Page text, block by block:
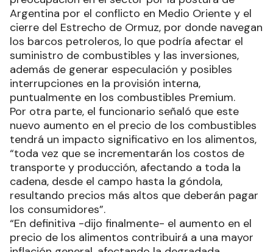
Argentina por el conflicto en Medio Oriente y el
cierre del Estrecho de Ormuz, por donde navegan
los barcos petroleros, lo que podría afectar el
suministro de combustibles y las inversiones,
además de generar especulación y posibles
interrupciones en la provisión interna,
puntualmente en los combustibles Premium.
Por otra parte, el funcionario señaló que este
nuevo aumento en el precio de los combustibles
tendrá un impacto significativo en los alimentos,
“toda vez que se incrementarán los costos de
transporte y producción, afectando a toda la
cadena, desde el campo hasta la góndola,
resultando precios más altos que deberán pagar
los consumidores”.
“En definitiva -dijo finalmente- el aumento en el
precio de los alimentos contribuirá a una mayor